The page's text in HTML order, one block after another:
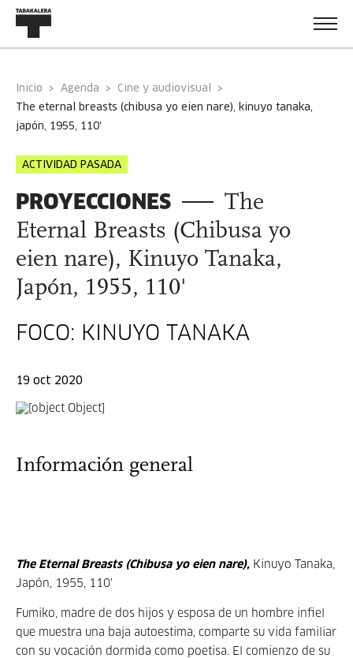
Inicio Agenda
Cine y audiovisual
japón, 1955, 110'
ACTIVIDAD PASADA
PROYECCIONES
The
Eternal Breasts (Chibusa yo
eien nare), Kinuyo Tanaka,
Japón, 1955, 110'
FOCO: KINUYO TANAKA
19 oct 2020
Información general
The Eternal Breasts (Chibusa yo eien nare), Kinuyo Tanaka,
Japón, 1955, 110'
Fumiko, madre de dos hijos y esposa de un hombre infiel
que muestra una baja autoestima, comparte su vida familiar
con su vocación dormida como poetisa. El comienzo de su